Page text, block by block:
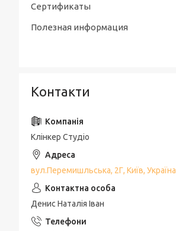
Сертификаты
Полезная информация
Контакти
Клінкер Студіо
вул.Перемишльська, 2Г, Київ, Україна
Денис Наталія Іван